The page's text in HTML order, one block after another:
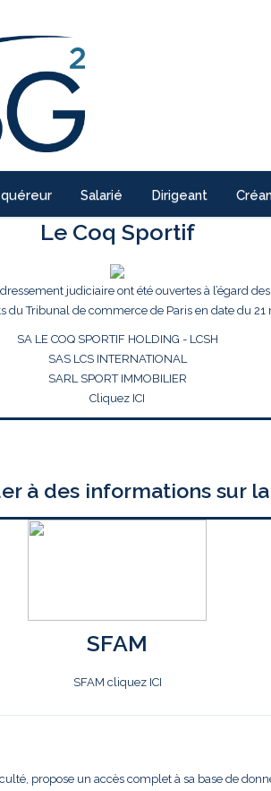
Salarié Dirigeant
Le Coq Sportif
judiciaire ont été ouvertes à l’égard
du Tribunal de commerce de Paris en date du 21
SA LE COQ SPORTIF HOLDING - LCSH
SAS LCS INTERNATIONAL
SARL SPORT IMMOBILIER
Cliquez ICI
à des informations sur
SFAM
SFAM cliquez ICI
propose un accès complet à sa base de